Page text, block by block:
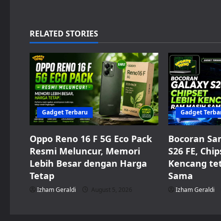
n
a
v
g
a
t
i
o
RELATED STORIES
Gadget Terbaru
Oppo Reno 16 F 5G Eco Pack
Resmi Meluncur, Memori
Lebih Besar dengan Harga
Tetap
Izham Geraldi August 5, 2026
Gadget
Bocoran
S26 FE,
Kencang
Sama
Izham Geraldi